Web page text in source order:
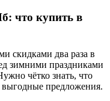
что купить в
скидками два раза в
зимними праздниками
чётко знать, что
выгодные предложения.